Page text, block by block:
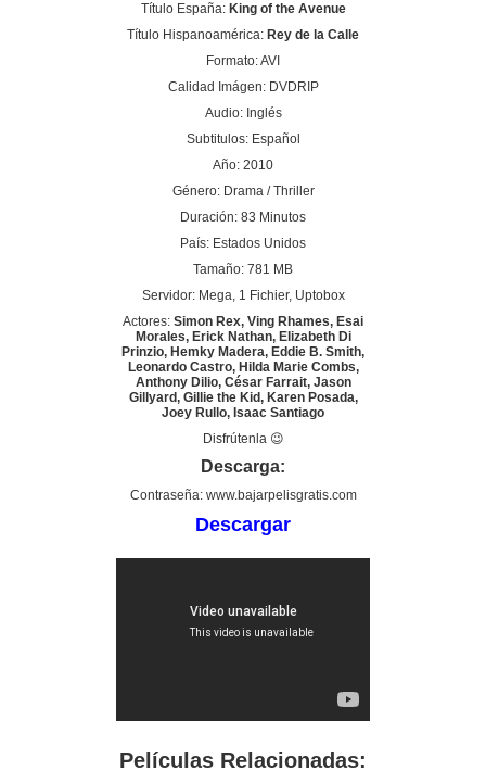
Título España: King of the Avenue
Título Hispanoamérica: Rey de la Calle
Formato: AVI
Calidad Imágen: DVDRIP
Audio: Inglés
Subtitulos: Español
Año: 2010
Género: Drama / Thriller
Duración: 83 Minutos
País: Estados Unidos
Tamaño: 781 MB
Servidor: Mega, 1 Fichier, Uptobox
Actores: Simon Rex, Ving Rhames, Esai
Morales, Erick Nathan, Elizabeth Di
Prinzio, Hemky Madera, Eddie B. Smith,
Leonardo Castro, Hilda Marie Combs,
Anthony Dilio, César Farrait, Jason
Gillyard, Gillie the Kid, Karen Posada,
Joey Rullo, Isaac Santiago
Disfrútenla 😉
Descarga:
Contraseña: www.bajarpelisgratis.com
Descargar
Películas Relacionadas: